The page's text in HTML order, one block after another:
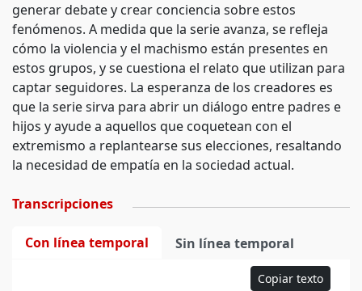
generar debate y crear conciencia sobre estos
fenómenos. A medida que la serie avanza, se refleja
cómo la violencia y el machismo están presentes en
estos grupos, y se cuestiona el relato que utilizan para
captar seguidores. La esperanza de los creadores es
que la serie sirva para abrir un diálogo entre padres e
hijos y ayude a aquellos que coquetean con el
extremismo a replantearse sus elecciones, resaltando
la necesidad de empatía en la sociedad actual.
Transcripciones
Con línea temporal Sin línea temporal
Copiar texto